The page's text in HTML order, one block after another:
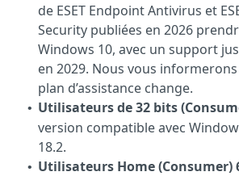
de ESET Endpoint Antivirus et
Security publiées en 2026
Windows 10, avec un support
en 2029. Nous vous informerons
plan d’assistance change.
• Utilisateurs de 32 bits
version compatible avec
18.2.
• Utilisateurs Home (Consumer)